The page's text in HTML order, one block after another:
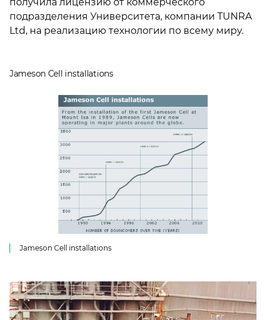
подразделения Университета, компании TUNRA
Ltd, на реализацию технологии по всему миру.
Jameson Cell installations
Jameson Cell installations